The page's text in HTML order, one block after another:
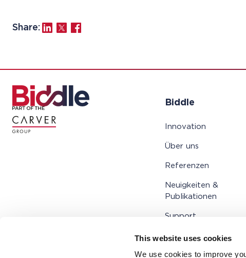
This website uses cookies
We use cookies to improve
Share:
Biddle
Innovation
Über uns
Referenzen
Neuigkeiten &
Publikationen
Support
Kontakt
Unendlichkeit